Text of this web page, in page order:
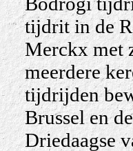
tijdrit in de
Merckx met
meerdere
tijdrijden
Brussel en
Driedaagse